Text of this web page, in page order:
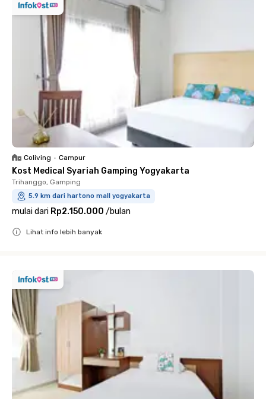
Coliving • Campur
Kost Medical Syariah Gamping Yogyakarta
Trihanggo, Gamping
5.9 km dari hartono mall yogyakarta
mulai dari Rp2.150.000 /bulan
Lihat info lebih banyak